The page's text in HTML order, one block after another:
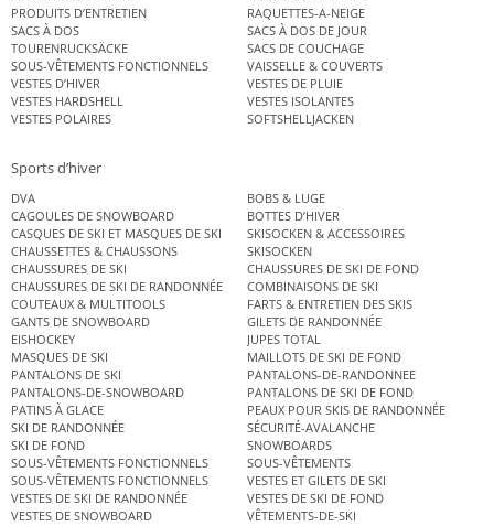
PRODUITS D’ENTRETIEN
RAQUETTES-A-NEIGE
SACS À DOS
SACS À DOS DE JOUR
TOURENRUCKSÄCKE
SACS DE COUCHAGE
SOUS-VÊTEMENTS FONCTIONNELS
VAISSELLE & COUVERTS
VESTES D’HIVER
VESTES DE PLUIE
VESTES HARDSHELL
VESTES ISOLANTES
VESTES POLAIRES
SOFTSHELLJACKEN
Sports d’hiver
DVA
BOBS & LUGE
CAGOULES DE SNOWBOARD
BOTTES D’HIVER
CASQUES DE SKI ET MASQUES DE SKI
SKISOCKEN & ACCESSOIRES
CHAUSSETTES & CHAUSSONS
SKISOCKEN
CHAUSSURES DE SKI
CHAUSSURES DE SKI DE FOND
CHAUSSURES DE SKI DE RANDONNÉE
COMBINAISONS DE SKI
COUTEAUX & MULTITOOLS
FARTS & ENTRETIEN DES SKIS
GANTS DE SNOWBOARD
GILETS DE RANDONNÉE
EISHOCKEY
JUPES TOTAL
MASQUES DE SKI
MAILLOTS DE SKI DE FOND
PANTALONS DE SKI
PANTALONS-DE-RANDONNEE
PANTALONS-DE-SNOWBOARD
PANTALONS DE SKI DE FOND
PATINS À GLACE
PEAUX POUR SKIS DE RANDONNÉE
SKI DE RANDONNÉE
SÉCURITÉ-AVALANCHE
SKI DE FOND
SNOWBOARDS
SOUS-VÊTEMENTS FONCTIONNELS
SOUS-VÊTEMENTS
SOUS-VÊTEMENTS FONCTIONNELS
VESTES ET GILETS DE SKI
VESTES DE SKI DE RANDONNÉE
VESTES DE SKI DE FOND
VESTES DE SNOWBOARD
VÊTEMENTS-DE-SKI